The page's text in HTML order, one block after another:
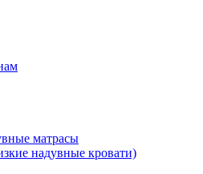
матрасы
надувные кровати)